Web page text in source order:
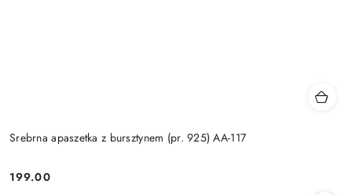
Srebrna apaszetka z bursztynem (pr. 925) AA-117
Cena:
199.00